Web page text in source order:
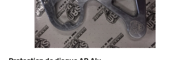
Aperçu rapide